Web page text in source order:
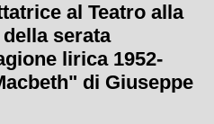
al Teatro alla
serata
lirica 1952-
di Giuseppe